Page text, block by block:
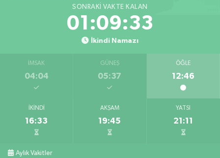
SONRAKI VAKTE KALAN
01:09:32
İkindi Namazı
İMSAK
04:04
GÜNEŞ
05:37
ÖĞLE
12:46
İKINDI
16:33
AKŞAM
19:45
YATSI
21:11
Aylık Vakitler